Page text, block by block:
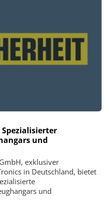
und
exklusiver
in Deutschland, bietet
und